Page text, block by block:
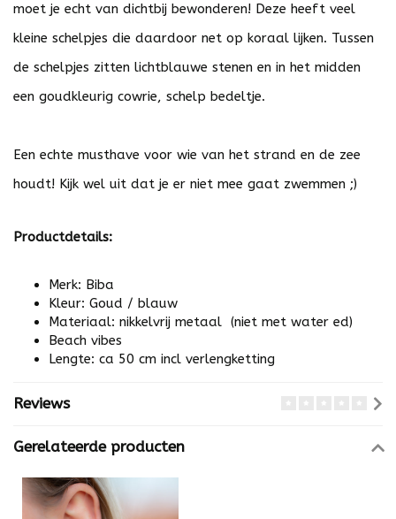
moet je echt van dichtbij bewonderen! Deze heeft veel
kleine schelpjes die daardoor net op koraal lijken. Tussen
de schelpjes zitten lichtblauwe stenen en in het midden
een goudkleurig cowrie, schelp bedeltje.
Een echte musthave voor wie van het strand en de zee
houdt! Kijk wel uit dat je er niet mee gaat zwemmen ;)
Productdetails:
Merk: Biba
Kleur: Goud / blauw
Materiaal: nikkelvrij metaal (niet met water ed)
Beach vibes
Lengte: ca 50 cm incl verlengketting
Reviews
Gerelateerde producten